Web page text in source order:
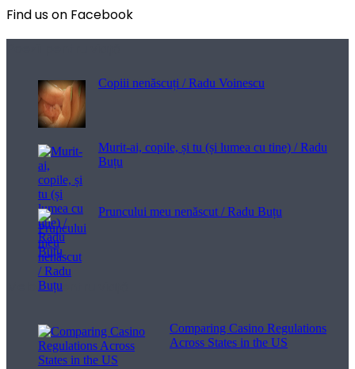
Find us on Facebook
Copiii nenăscuți / Radu Voinescu
Murit-ai, copile, și tu (și lumea cu tine) / Radu
Buțu
Pruncului meu nenăscut / Radu Buțu
Melodii pentru viață
Comparing Casino Regulations
Across States in the US